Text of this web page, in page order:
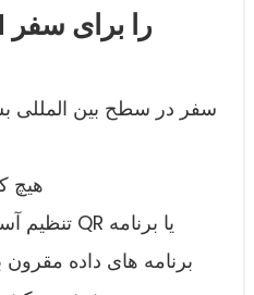
سفر در سطح بین المللی
*
• تنظیم آسان در دقیقه از طریق کد QR یا برنامه
برنامه های داده